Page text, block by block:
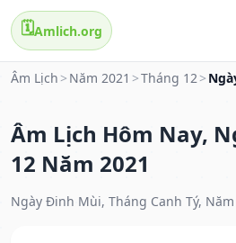
🗓️Amlich.org
Âm Lịch > Năm 2021 >Tháng 12>
Âm Lịch Hôm Nay,
12 Năm 2021
Ngày Đinh Mùi, Tháng Canh Tý, Năm